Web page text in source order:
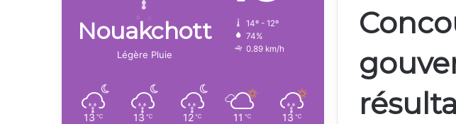
Nouakchott
Légère Pluie
14º - 12º
74%
0.89 km/h
13 ℃ 13 ℃ 12 ℃ 11 ℃ 13 ℃